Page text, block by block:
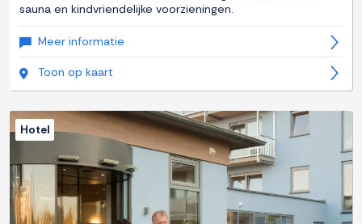
sauna en kindvriendelijke voorzieningen.
Meer informatie
Toon op kaart
Hotel